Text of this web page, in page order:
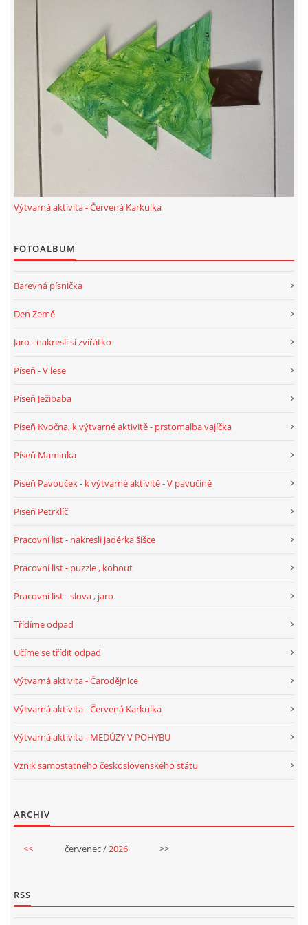
TÝDENNÍ PLÁNY
SMYSLOVÁ AKTIVITA
MONTESSORI AKTIVITA
JÓGOVÉ CVIČENÍ, TYPY, RADY, RECENZE
KALENDÁŘ PRO DĚTI
SVATÝ VÁCLAV
HALLOWEEN
SVATÝ MARTIN
SVATÁ BARBORA 4.12.
MASOPUST
SVĚTOVÝ DEN VODY 22. BŘEZEN
RECENZE NA KNIHY
RECENZE NA HRAČKY
MIKULÁŠSKÁ NADÍLKA
VÁNOČNÍ TVOŘENÍ
Výtvarná aktivita - Červená Karkulka
FOTOALBUM
Barevná písnička
Den Země
Jaro - nakresli si zvířátko
Píseň - V lese
Píseň Ježibaba
Píseň Kvočna, k výtvarné aktivitě - prstomalba vajíčka
Píseň Maminka
Píseň Pavouček - k výtvarné aktivitě - V pavučině
Píseň Petrklíč
Pracovní list - nakresli jadérka šišce
Pracovní list - puzzle , kohout
Pracovní list - slova , jaro
Třídíme odpad
Učíme se třídit odpad
Výtvarná aktivita - Čarodějnice
Výtvarná aktivita - Červená Karkulka
Výtvarná aktivita - MEDÚZY V POHYBU
Vznik samostatného československého státu
ARCHIV
<< červenec /2026 >>
RSS